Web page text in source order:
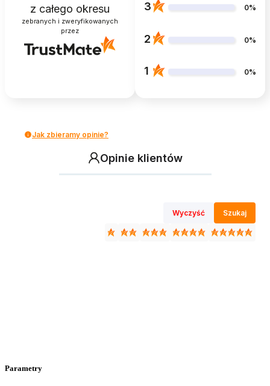
z całego okresu
zebranych i zweryfikowanych
przez
3 0%
2 0%
1 0%
Jak zbieramy opinie?
Opinie klientów
Wyczyść Szukaj
Parametry